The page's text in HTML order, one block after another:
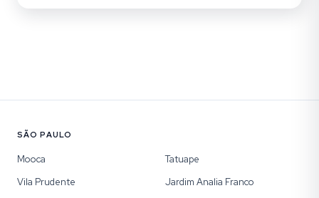
SÃO PAULO
Mooca
Tatuape
Vila Prudente
Jardim Analia Franco